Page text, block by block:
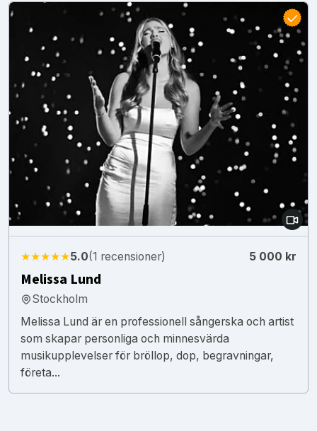
★★★★★5.0(1 recensioner) 5 000 kr
Melissa Lund
Stockholm
Melissa Lund är en professionell sångerska och artist
som skapar personliga och minnesvärda
musikupplevelser för bröllop, dop, begravningar,
företa...